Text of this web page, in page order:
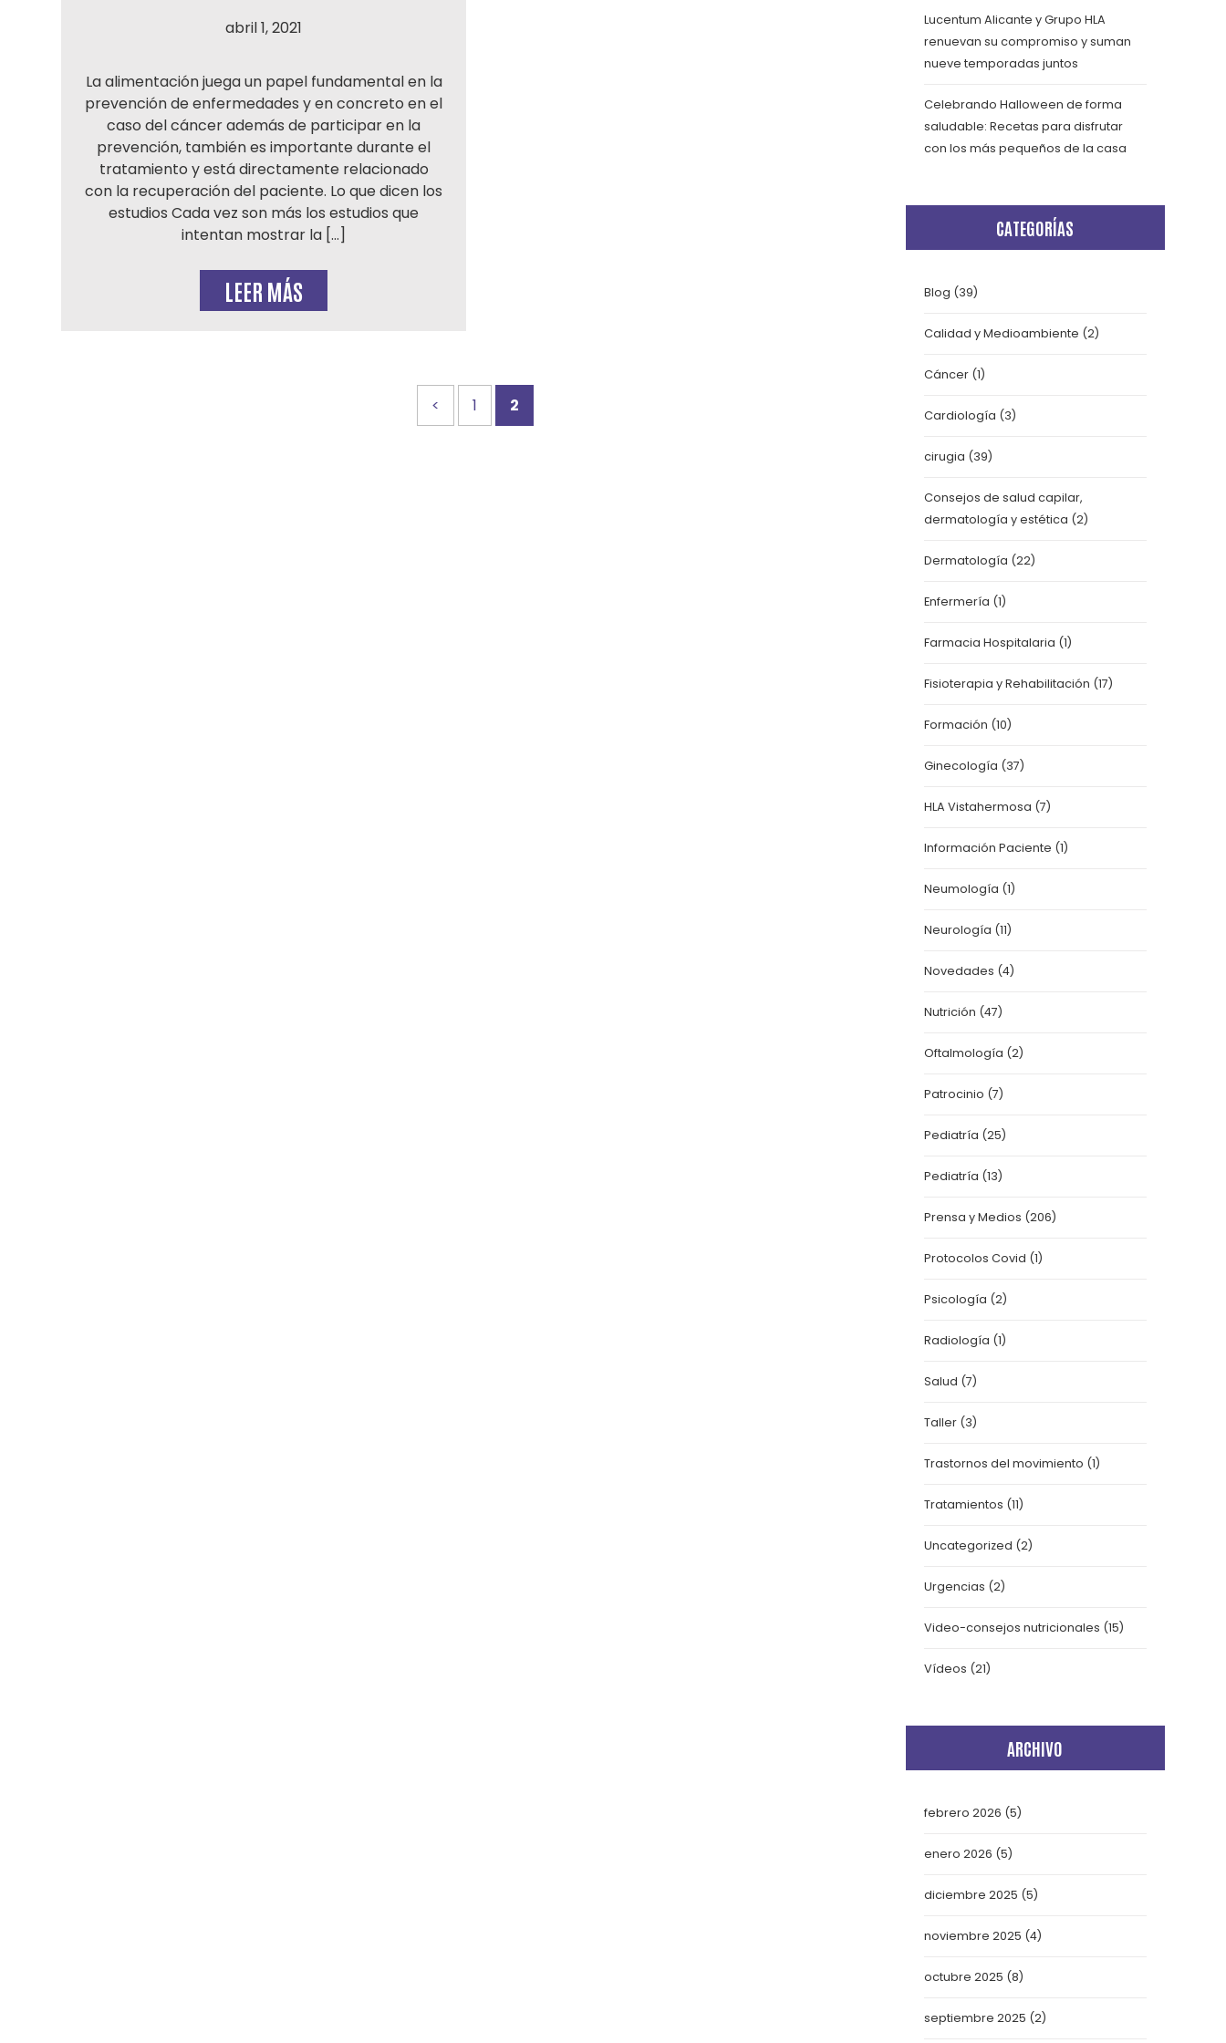
abril 1, 2021
La alimentación juega un papel fundamental en la
prevención de enfermedades y en concreto en el
caso del cáncer además de participar en la
prevención, también es importante durante el
tratamiento y está directamente relacionado
con la recuperación del paciente. Lo que dicen los
estudios Cada vez son más los estudios que
intentan mostrar la […]
LEER MÁS
< 1 2
Lucentum Alicante y Grupo HLA
renuevan su compromiso y suman
nueve temporadas juntos
Celebrando Halloween de forma
saludable: Recetas para disfrutar
con los más pequeños de la casa
CATEGORÍAS
Blog (39)
Calidad y Medioambiente (2)
Cáncer(1)
Cardiología (3)
cirugia (39)
Consejos de salud capilar,
dermatología y estética (2)
Dermatología (22)
Enfermería (1)
Farmacia Hospitalaria (1)
Fisioterapia y Rehabilitación (17)
Formación (10)
Ginecología (37)
HLA Vistahermosa (7)
Información Paciente (1)
Neumología (1)
Neurología (11)
Novedades (4)
Nutrición (47)
Oftalmología (2)
Patrocinio (7)
Pediatría (25)
Pediatría (13)
Prensa y Medios (206)
Protocolos Covid (1)
Psicología (2)
Radiología (1)
Salud (7)
Taller(3)
Trastornos del movimiento (1)
Tratamientos (11)
Uncategorized (2)
Urgencias (2)
Video-consejos nutricionales (15)
Vídeos (21)
ARCHIVO
febrero 2026 (5)
enero 2026 (5)
diciembre 2025 (5)
noviembre 2025 (4)
octubre 2025 (8)
septiembre 2025 (2)